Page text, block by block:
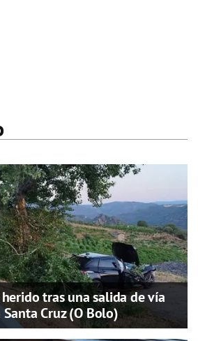
tras una salida de vía
Cruz (O Bolo)